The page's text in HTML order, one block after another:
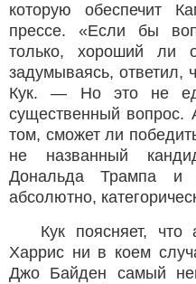
которую обеспечит
прессе. «Если бы
только, хороший ли
задумываясь, ответил,
Кук. — Но это не
существенный вопрос.
том, сможет ли
не названный
Дональда Трампа
абсолютно,
Кук поясняет, что
Харрис ни в коем
Джо Байден самый